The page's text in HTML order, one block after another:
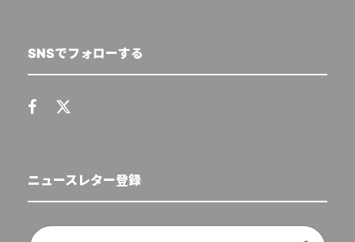
SNSでフォローする
ニュースレター登録